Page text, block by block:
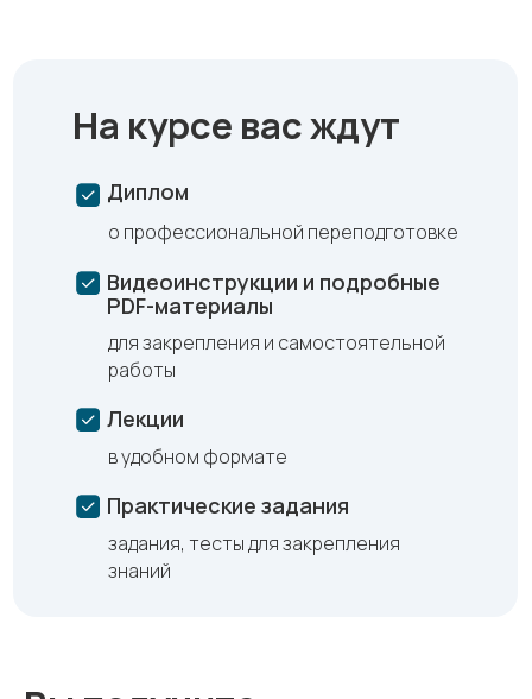
На курсе вас ждут
Лекции
Практические задания
Видеоинструкции и подробные
PDF-материалы
Диплом
для закрепления и самостоятельной
работы
в удобном формате
задания, тесты для закрепления
знаний
о профессиональной переподготовке